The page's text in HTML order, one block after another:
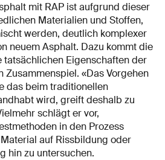
mit RAP ist aufgrund dieser
Materialien und Stoffen,
werden, deutlich komplexer
neuem Asphalt. Dazu kommt die
tatsächlichen Eigenschaften der
Zusammenspiel. «Das Vorgehen
das beim traditionellen
wird, greift deshalb zu
schlägt er vor,
in den Prozess
auf Rissbildung oder
hin zu untersuchen.